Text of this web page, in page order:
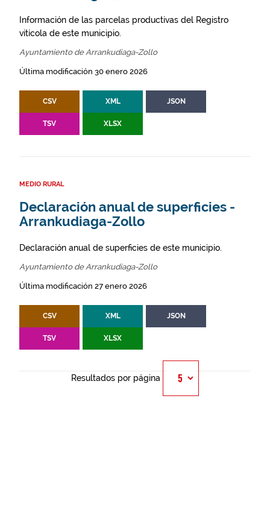
Información de las parcelas productivas del Registro
vitícola de este municipio.
Ayuntamiento de Arrankudiaga-Zollo
Última modificación 30 enero 2026
CSV XML JSON
TSV XLSX
MEDIO RURAL
Declaración anual de superficies -
Arrankudiaga-Zollo
Declaración anual de superficies de este municipio.
Ayuntamiento de Arrankudiaga-Zollo
Última modificación 27 enero 2026
CSV XML JSON
TSV XLSX
Resultados por página